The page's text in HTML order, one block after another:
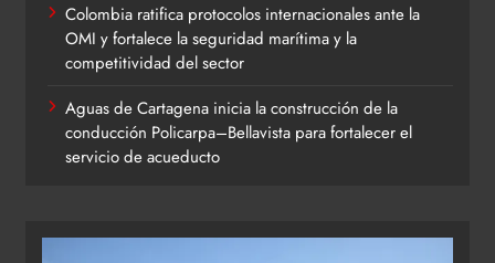
Colombia ratifica protocolos internacionales ante la
OMI y fortalece la seguridad marítima y la
competitividad del sector
Aguas de Cartagena inicia la construcción de la
conducción Policarpa–Bellavista para fortalecer el
servicio de acueducto